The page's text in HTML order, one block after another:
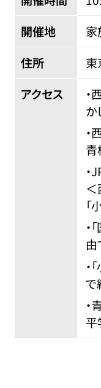
開催地
家
住所
東
アクセス
・
か
・
青
・
＜
「
・
・
で
・
平